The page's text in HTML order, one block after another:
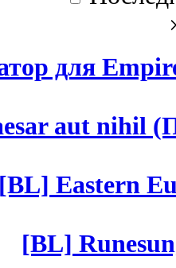
для
aut nihil
[BL] Eastern
[BL]